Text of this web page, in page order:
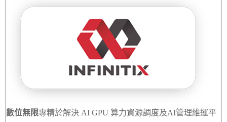
數位無限專精於解決 AI GPU 算力資源調度及AI管理維運平